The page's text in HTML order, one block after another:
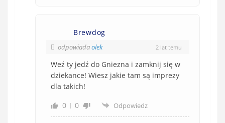
Brewdog
odpowiadaolek 2 lat temu
Weź ty jedź do Gniezna i zamknij się w
dziekance! Wiesz jakie tam są imprezy
dla takich!
0
0 Odpowiedz